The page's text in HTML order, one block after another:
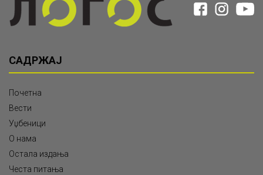
САДРЖАЈ
Почетна
Вести
Уџбеници
О нама
Остала издања
Честа питања